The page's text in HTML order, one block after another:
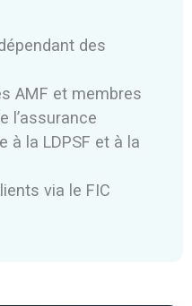
des
AMF et membres
l’assurance
à la LDPSF et à la
via le FIC